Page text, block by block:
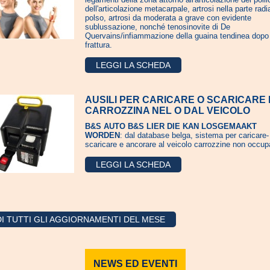
dell'articolazione metacarpale, artrosi nella parte
polso, artrosi da moderata a grave con evidente
sublussazione, nonché tenosinovite di De
Quervains/infiammazione della guaina tendinea
frattura.
LEGGI LA SCHEDA
AUSILI PER CARICARE O SCARICARE
CARROZZINA NEL O DAL VEICOLO
B&S AUTO B&S LIER DIE KAN LOSGEMAAKT
WORDEN : dal database belga, sistema per caricare-
scaricare e ancorare al veicolo carrozzine non
LEGGI LA SCHEDA
TUTTI GLI AGGIORNAMENTI DEL MESE
NEWS ED EVENTI